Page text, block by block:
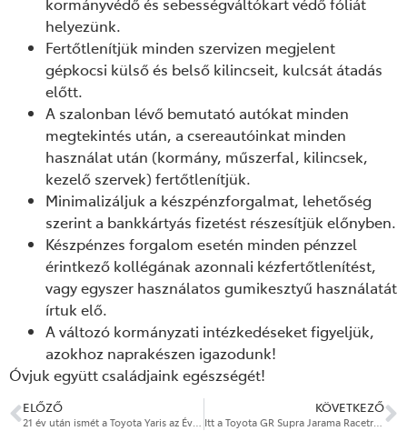
helyezünk.
Fertőtlenítjük minden szervizen megjelent
gépkocsi külső és belső kilincseit, kulcsát átadás
előtt.
A szalonban lévő bemutató autókat minden
megtekintés után, a csereautóinkat minden
használat után (kormány, műszerfal, kilincsek,
kezelő szervek) fertőtlenítjük.
Minimalizáljuk a készpénzforgalmat, lehetőség
szerint a bankkártyás fizetést részesítjük előnyben.
Készpénzes forgalom esetén minden pénzzel
érintkező kollégának azonnali kézfertőtlenítést,
vagy egyszer használatos gumikesztyű használatát
írtuk elő.
A változó kormányzati intézkedéseket figyeljük,
azokhoz naprakészen igazodunk!
Óvjuk együtt családjaink egészségét!
ELŐZŐ
21 év után ismét a Toyota Yaris az Év Autója
KÖVETKEZŐ
Itt a Toyota GR Supra Jarama Racetrack Edition